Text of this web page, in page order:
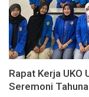
Rapat Kerja UKO
Seremoni